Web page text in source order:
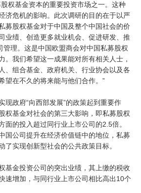
权基金资本的重要投资市场之一。这种
济危机的影响。此次调研的目的在于以严
募股权基金对于中国及整个中国社会的价
业绩、创造更多就业机会、促进研发、推
管理。这是中国欧盟商会对中国私募股权
。我们希望这一成果能对所有相关人士，
、组合基金、政府机关、行业协会以及各
望在不久的将来能与他们合作。”
现政府“向西部发展”的政策起到重要作
权基金对社会的第三大影响，即私募股权
面的投入超过同行业上市公司的2.5倍。
国公司提升在经济价值链中的地位，私募
了实现创新型社会的公共政策目标。
基金投资公司的突出业绩，其上缴的税收
速增加，与同行业上市公司相比高出10个